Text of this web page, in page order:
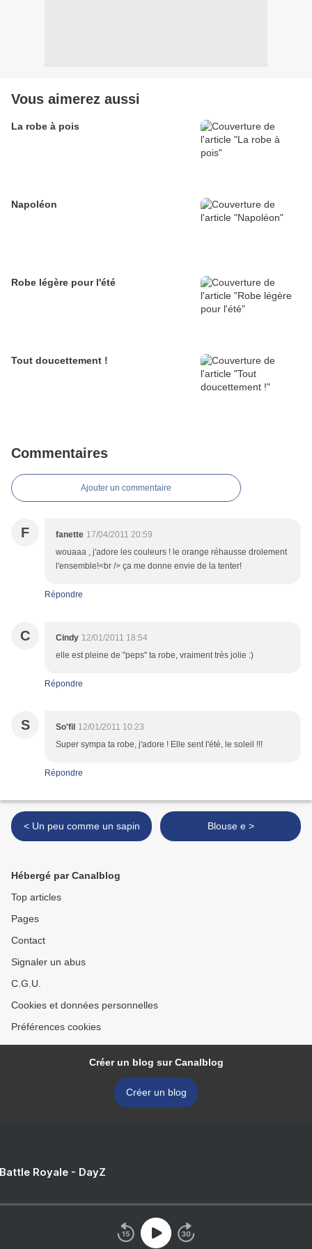
Vous aimerez aussi
La robe à pois
Napoléon
Robe légère pour l'été
Tout doucettement !
Commentaires
Ajouter un commentaire
F fanette 17/04/2011 20:59
wouaaa , j'adore les couleurs ! le orange réhausse drolement
l'ensemble!<br /> ça me donne envie de la tenter!
Répondre
C Cindy 12/01/2011 18:54
elle est pleine de "peps" ta robe, vraiment très jolie :)
Répondre
S So'fil 12/01/2011 10:23
Super sympa ta robe, j'adore ! Elle sent l'été, le soleil !!!
Répondre
< Un peu comme un sapin Blouse e >
Hébergé par Canalblog
Top articles
Pages
Contact
Signaler un abus
C.G.U.
Cookies et données personnelles
Préférences cookies
Créer un blog sur Canalblog
Créer un blog
Royale - DayZ